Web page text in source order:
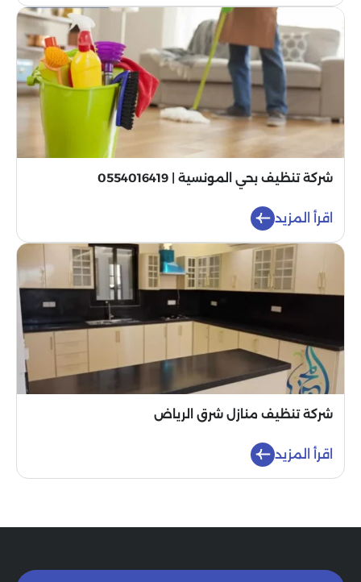
شركة تنظيف بحي المونسية | 0554016419
اقرأ المزيد
شركة تنظيف منازل شرق الرياض
اقرأ المزيد